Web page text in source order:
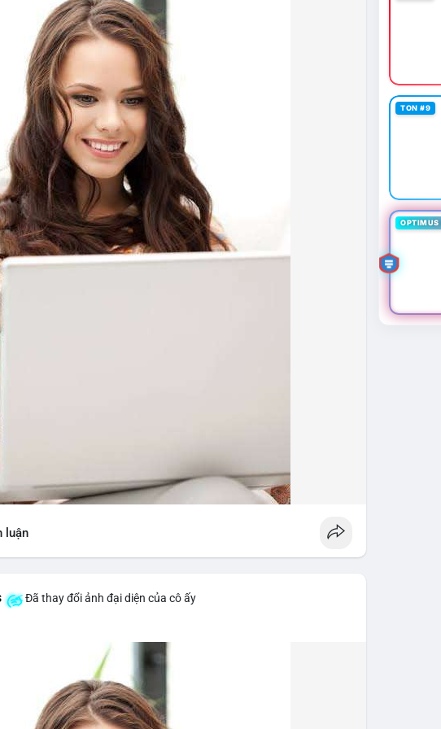
công bố quy định mới có hiệu lực từ 1/1/2027, yêu cầu tạm dừng
trên 10.000 USD chuyển sang nhà cung cấp nước ngoài
của Bitcoin khai thác thành công 2 block rồi dừng do thiếu
các block kéo dài nhiều giờ.
trường đang trong giai đoạn tích lũy với tâm lý sợ hãi chiếm
FOMO, tập trung quản trị rủi ro và chờ đợi tín hiệu rõ ràng hơn
kể từ tháng 4 với 1 tỷ USD) trước khi gia tăng vị thế.
đủ tại dòng thời gian của Vlike.vn!
#bip110fork #brazilcryptoregulation
luận
Đã thay đổi ảnh đại diện của cô ấy
TON #9
OPTIMUS